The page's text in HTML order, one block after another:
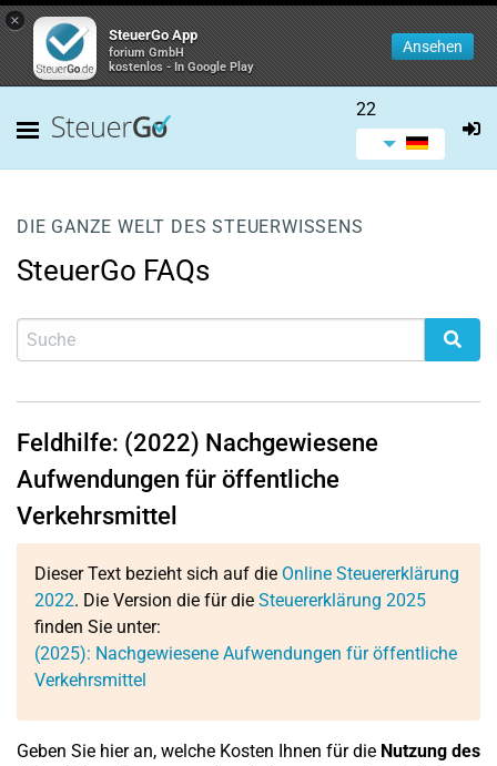
×
SteuerGo App
forium GmbH
kostenlos - In Google Play
Ansehen
22
DIE GANZE WELT DES STEUERWISSENS
SteuerGo FAQs
Feldhilfe: (2022) Nachgewiesene
Aufwendungen für öffentliche
Verkehrsmittel
Dieser Text bezieht sich auf die Online Steuererklärung
2022. Die Version die für die Steuererklärung 2025
finden Sie unter:
(2025): Nachgewiesene Aufwendungen für öffentliche
Verkehrsmittel
Geben Sie hier an, welche Kosten Ihnen für die Nutzung des